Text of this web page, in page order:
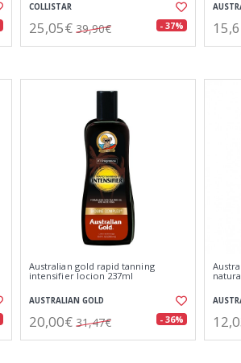
COLLISTAR
25,05€ 39,90€ - 37%
Australian gold rapid tanning
intensifier locion 237ml
AUSTRALIAN GOLD
20,00€ 31,47€ - 36%